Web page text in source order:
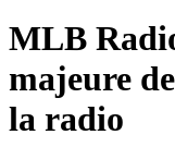
MLB
majeure
la radio